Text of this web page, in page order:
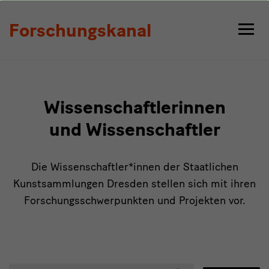
Forschungskanal
Wissenschaftlerinnen
und Wissenschaftler
Die Wissenschaftler*innen der Staatlichen
Kunstsammlungen Dresden stellen sich mit ihren
Forschungsschwerpunkten und Projekten vor.